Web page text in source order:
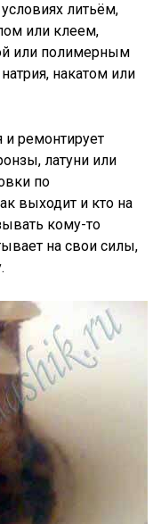
литьём,
или клеем,
или полимерным
накатом или
и ремонтирует
латуни или
по
выходит и кто на
кому-то
на свои силы,